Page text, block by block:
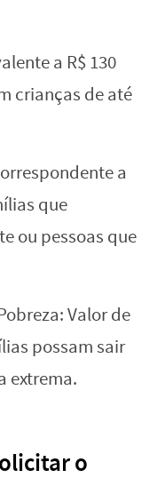
a R$ 130
crianças de até
a
que
ou pessoas que
Valor de
possam sair
extrema.
o